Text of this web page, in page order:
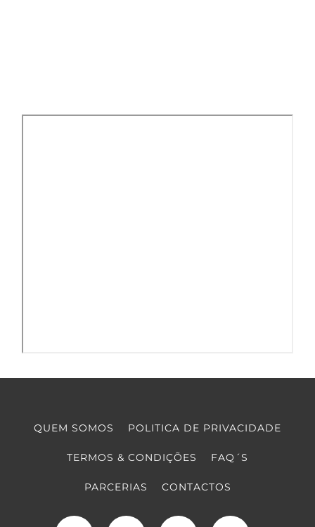
QUEM SOMOS POLITICA DE PRIVACIDADE
TERMOS & CONDIÇÕES FAQ´S
PARCERIAS CONTACTOS